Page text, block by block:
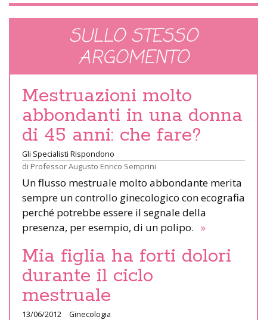
SULLO STESSO
ARGOMENTO
Mestruazioni molto
abbondanti in una donna
di 45 anni: che fare?
Gli Specialisti Rispondono
di Professor Augusto Enrico Semprini
Un flusso mestruale molto abbondante merita
sempre un controllo ginecologico con ecografia
perché potrebbe essere il segnale della
presenza, per esempio, di un polipo. »
Mia figlia ha forti dolori
durante il ciclo
mestruale
13/06/2012
Ginecologia